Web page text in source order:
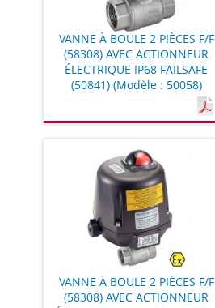
VANNE À BOULE 2 PIÈCES F/F
(58308) AVEC ACTIONNEUR
ÉLECTRIQUE IP68 FAILSAFE
(50841) (Modèle : 50058)
VANNE À BOULE 2 PIÈCES F/F
(58308) AVEC ACTIONNEUR